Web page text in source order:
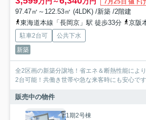
97.47㎡～122.53㎡ (4LDK) /新築 /2階建
東海道本線「長岡京」駅 徒歩33分
京阪
駐車2台可
公共下水
新築
全2区画の新築分譲地！省エネ＆断熱性能によ
2台可能！共働き世帯や急な来客時にも安心で
販売中の物件
1期2号棟